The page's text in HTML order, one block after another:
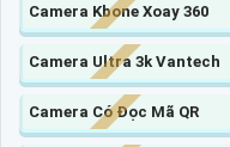
Camera Kbone Xoay 360
Camera Ultra 3k Vantech
Camera Có Đọc Mã QR